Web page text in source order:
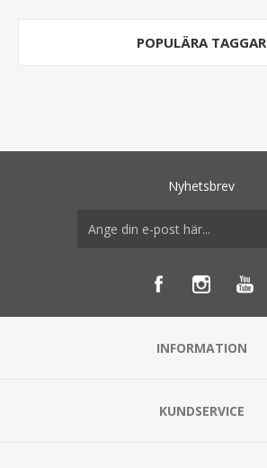
POPULÄRA TAGGAR
Nyhetsbrev
INFORMATION
KUNDSERVICE